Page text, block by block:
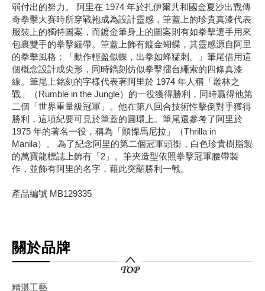
弱付出的努力。 阿里在 1974 年於扎伊爾共和國金夏沙出戰傳
奇拳擊大賽時所穿戰袍成為設計靈感，筆蓋上的珍貴真漆代表
服裝上的獨特圖案，而鍍金筆身上的圖案則有如拳擊選手用來
包裹雙手的拳擊繃帶。筆蓋上飾有鍍金蝴蝶，其靈感源自阿里
的拳擊風格：「動作輕盈似蝶，出拳如蜂猛刺。」筆尾借用這
個概念設計成尖形，同時鐫刻仿似拳擊擂台繩索的四條真漆
線。筆尾上銘刻的字樣代表著阿里於 1974 年人稱「叢林之
戰」（Rumble in the Jungle）的一役獲得勝利，同時贏得他第
二個「世界重量級冠軍」。他在第八回合技術性擊倒對手獲得
勝利，這項紀要可見於筆蓋的圓環上。筆尾還參考了阿里於
1975 年的著名一役，稱為「顫慄馬尼拉」（Thrilla in
Manila）。 為了紀念阿里的第二個冠軍頭銜，白色珍貴樹脂製
的萬寶龍標誌上飾有「2」。筆夾造型依照拳擊冠軍腰帶製
作，並飾有阿里的名字，藉此突顯勝利一戰。
產品編號 MB129335
關於品牌
精湛工藝